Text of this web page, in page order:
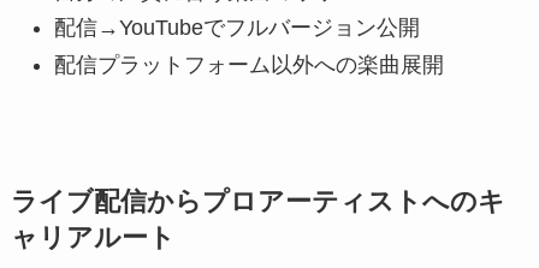
配信→YouTubeでフルバージョン公開
配信プラットフォーム以外への楽曲展開
ライブ配信からプロアーティストへのキ
ャリアルート